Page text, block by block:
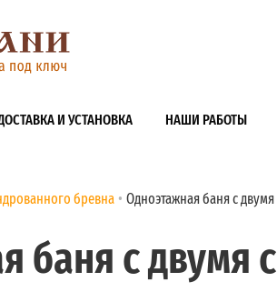
И УСТАНОВКА НАШИ РАБОТЫ
бревна Одноэтажная баня с
баня с